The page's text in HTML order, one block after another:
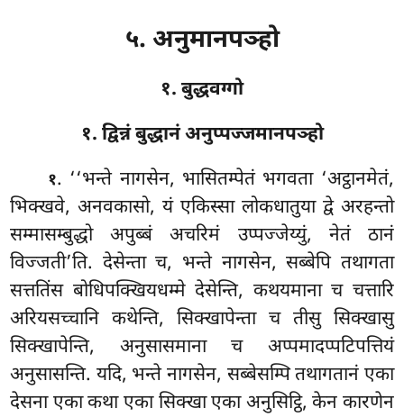
५. अनुमानपञ्हो
१. बुद्धवग्गो
१. द्विन्नं बुद्धानं अनुप्पज्जमानपञ्हो
१. ‘‘भन्ते नागसेन, भासितम्पेतं भगवता ‘अट्ठानमेतं,
भिक्खवे, अनवकासो, यं एकिस्सा लोकधातुया द्वे अरहन्तो
सम्मासम्बुद्धो अपुब्बं अचरिमं उप्पज्जेय्युं, नेतं ठानं
विज्जती’ति. देसेन्ता च, भन्ते नागसेन, सब्बेपि तथागता
सत्ततिंस बोधिपक्खियधम्मे देसेन्ति, कथयमाना च चत्तारि
अरियसच्चानि कथेन्ति, सिक्खापेन्ता च तीसु सिक्खासु
सिक्खापेन्ति, अनुसासमाना च अप्पमादप्पटिपत्तियं
अनुसासन्ति. यदि, भन्ते नागसेन, सब्बेसम्पि तथागतानं एका
देसना एका कथा एका सिक्खा एका अनुसिट्ठि, केन कारणेन